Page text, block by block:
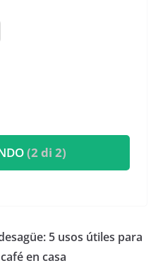
(2 di 2)
5 usos útiles para
en casa